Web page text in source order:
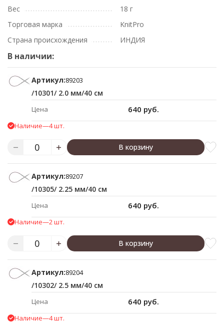
Вес
18 г
Торговая марка
KnitPro
Страна происхождения
ИНДИЯ
В наличии:
Артикул:89203
/10301/ 2.0 мм/40 см
Цена 640 руб.
Наличие—4 шт.
В корзину
Артикул:89207
/10305/ 2.25 мм/40 см
Цена 640 руб.
Наличие—2 шт.
В корзину
Артикул:89204
/10302/ 2.5 мм/40 см
Цена 640 руб.
Наличие—4 шт.